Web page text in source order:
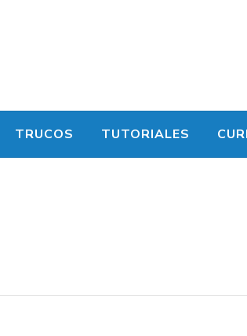
TRUCOS TUTORIALES